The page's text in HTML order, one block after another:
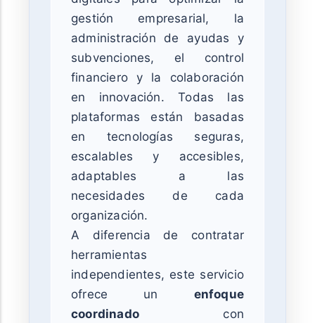
gestión empresarial, la
administración de ayudas y
subvenciones, el control
financiero y la colaboración
en innovación. Todas las
plataformas están basadas
en tecnologías seguras,
escalables y accesibles,
adaptables a las
necesidades de cada
organización.
A diferencia de contratar
herramientas
independientes, este servicio
ofrece un enfoque
coordinado con